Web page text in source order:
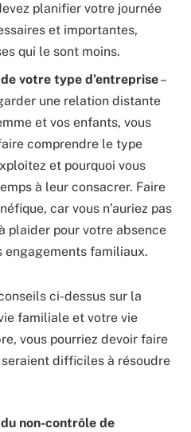
planifier votre journée
et importantes,
qui le sont moins.
votre type d’entreprise–
une relation distante
et vos enfants, vous
comprendre le type
et pourquoi vous
à leur consacrer. Faire
car vous n’auriez pas
plaider pour votre absence
engagements familiaux.
ci-dessus sur la
familiale et votre vie
vous pourriez devoir faire
difficiles à résoudre
non-contrôle de